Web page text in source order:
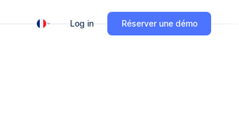
Log in Réserver une démo